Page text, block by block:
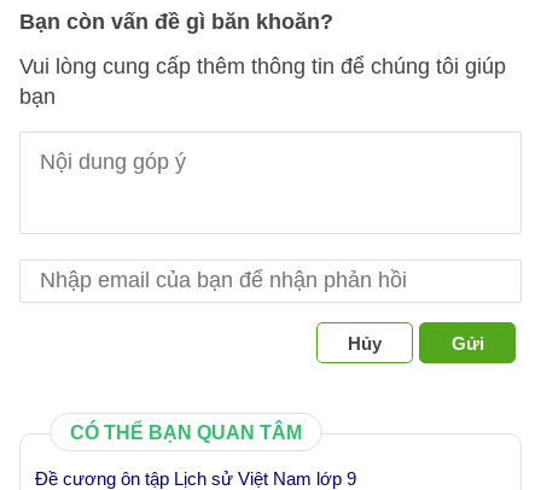
Bạn còn vấn đề gì băn khoăn?
Vui lòng cung cấp thêm thông tin để chúng tôi giúp
bạn
Hủy Gửi
CÓ THỂ BẠN QUAN TÂM
Đề cương ôn tập Lịch sử Việt Nam lớp 9